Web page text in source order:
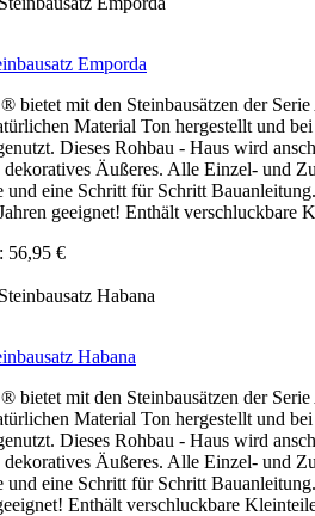
Emporda
mit den Steinbausätzen der
Material Ton hergestellt und
Dieses Rohbau - Haus wird
dekoratives Äußeres. Alle Einzel- und
und eine Schritt für Schritt
geeignet! Enthält verschluckbare
56,95 €
Habana
mit den Steinbausätzen der
Material Ton hergestellt und
Dieses Rohbau - Haus wird
dekoratives Äußeres. Alle Einzel- und
und eine Schritt für Schritt
Enthält verschluckbare